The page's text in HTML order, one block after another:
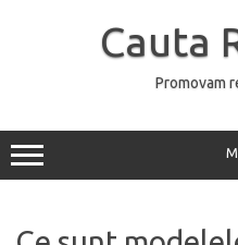
Cauta
Promovam